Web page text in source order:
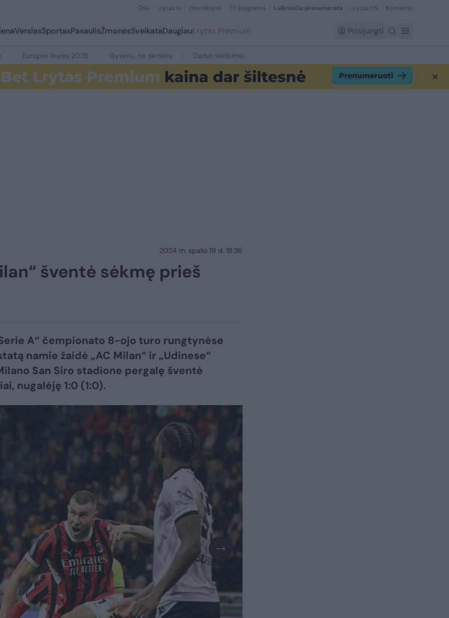
Orai Lrytas.tv Horoskopai TV programa Laikraščio prenumerata Lrytas EN Kontaktai
VerslasSportasPasaulisŽmonėsSveikataDaugiauLrytas Premium Prisijungti
Europos burės 2026 Gyvenu, ne skrolinu Darbo skelbimai
2024 m. spalio 19 d. 18:36
šventė sėkmę prieš
A“ čempionato 8-ojo turo rungtynėse
namie žaidė „AC Milan“ ir „Udinese“
San Siro stadione pergalę šventė
nugalėję 1:0 (1:0).